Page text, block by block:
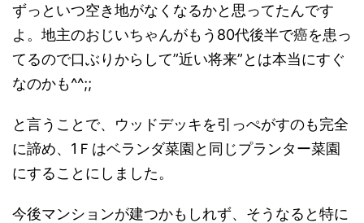
ずっといつ空き地がなくなるかと思ってたんです
よ。地主のおじいちゃんがもう80代後半で癌を患っ
てるので口ぶりからして”近い将来”とは本当にすぐ
なのかも^^;;
と言うことで、ウッドデッキを引っぺがすのも完全
に諦め、1Ｆはベランダ菜園と同じプランター菜園
にすることにしました。
今後マンションが建つかもしれず、そうなると特に